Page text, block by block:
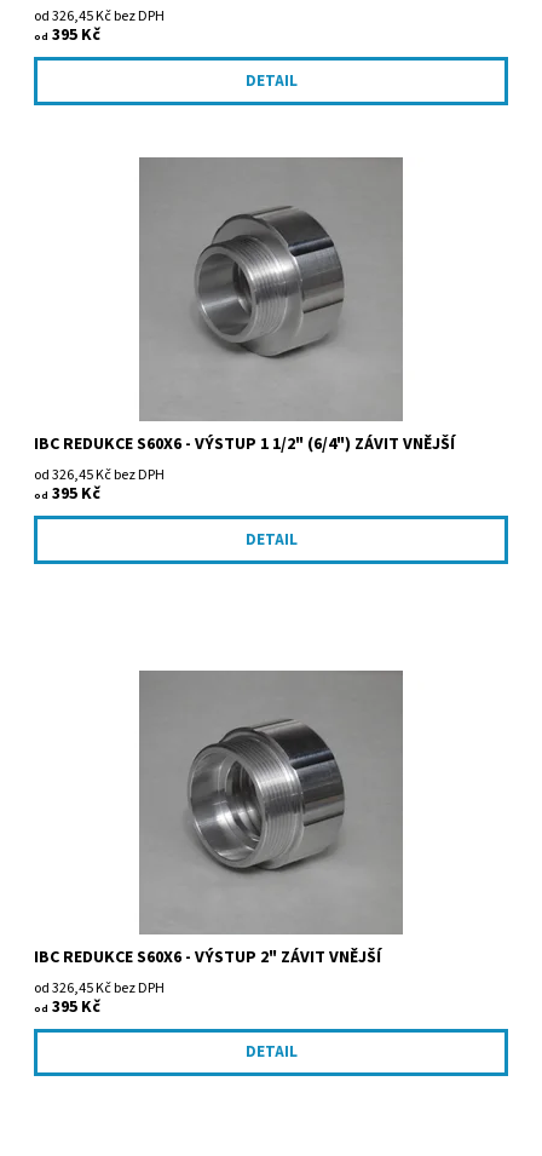
od 326,45 Kč bez DPH
od 395 Kč
DETAIL
IBC REDUKCE S60X6 - VÝSTUP 1 1/2" (6/4") ZÁVIT VNĚJŠÍ
od 326,45 Kč bez DPH
od 395 Kč
DETAIL
IBC REDUKCE S60X6 - VÝSTUP 2" ZÁVIT VNĚJŠÍ
od 326,45 Kč bez DPH
od 395 Kč
DETAIL